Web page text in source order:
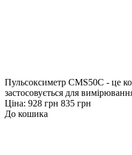
Пульсоксиметр CMS50C - це
застосовується для
Ціна: 928 грн 835 грн
До кошика